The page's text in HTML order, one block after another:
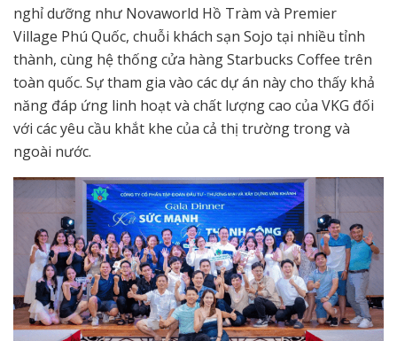
nghỉ dưỡng như Novaworld Hồ Tràm và Premier
Village Phú Quốc, chuỗi khách sạn Sojo tại nhiều tỉnh
thành, cùng hệ thống cửa hàng Starbucks Coffee trên
toàn quốc. Sự tham gia vào các dự án này cho thấy khả
năng đáp ứng linh hoạt và chất lượng cao của VKG đối
với các yêu cầu khắt khe của cả thị trường trong và
ngoài nước.